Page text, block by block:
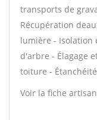
transports de
Récupération
lumière - Isolation
d'arbre - Élagage
toiture -
Voir la fiche